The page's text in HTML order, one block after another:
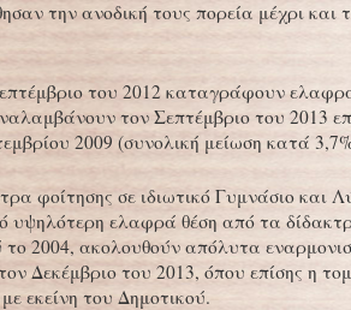
την ανοδική τους πορεία μέχρι και
του 2012 καταγράφουν
τον Σεπτέμβριο του 2013
2009 (συνολική μείωση κατά
φοίτησης σε ιδιωτικό Γυμνάσιο και
ελαφρά θέση από τα
το 2004, ακολουθούν απόλυτα
Δεκέμβριο του 2013, όπου επίσης η
εκείνη του Δημοτικού.